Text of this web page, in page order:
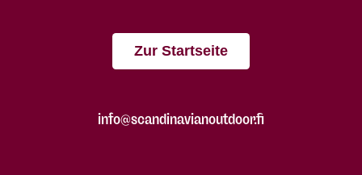
Zur Startseite
info@scandinavianoutdoor.fi